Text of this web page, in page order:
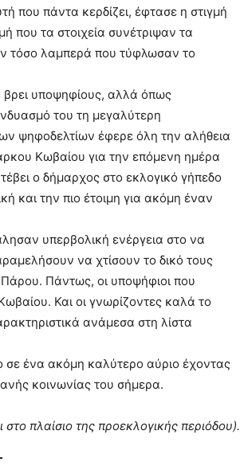
που πάντα κερδίζει, έφτασε η στιγμή
που τα στοιχεία συνέτριψαν τα
τόσο λαμπερά που τύφλωσαν το
υποψηφίους, αλλά όπως
του τη μεγαλύτερη
ψηφοδελτίων έφερε όλη την αλήθεια
Κωβαίου για την επόμενη ημέρα
ο δήμαρχος στο εκλογικό γήπεδο
και την πιο έτοιμη για ακόμη έναν
υπερβολική ενέργεια στο να
να χτίσουν το δικό τους
Πάρου. Πάντως, οι υποψήφιοι που
Και οι γνωρίζοντες καλά το
ανάμεσα στη λίστα
σε ένα ακόμη καλύτερο αύριο έχοντας
κοινωνίας του σήμερα.
στο πλαίσιο της προεκλογικής περιόδου).